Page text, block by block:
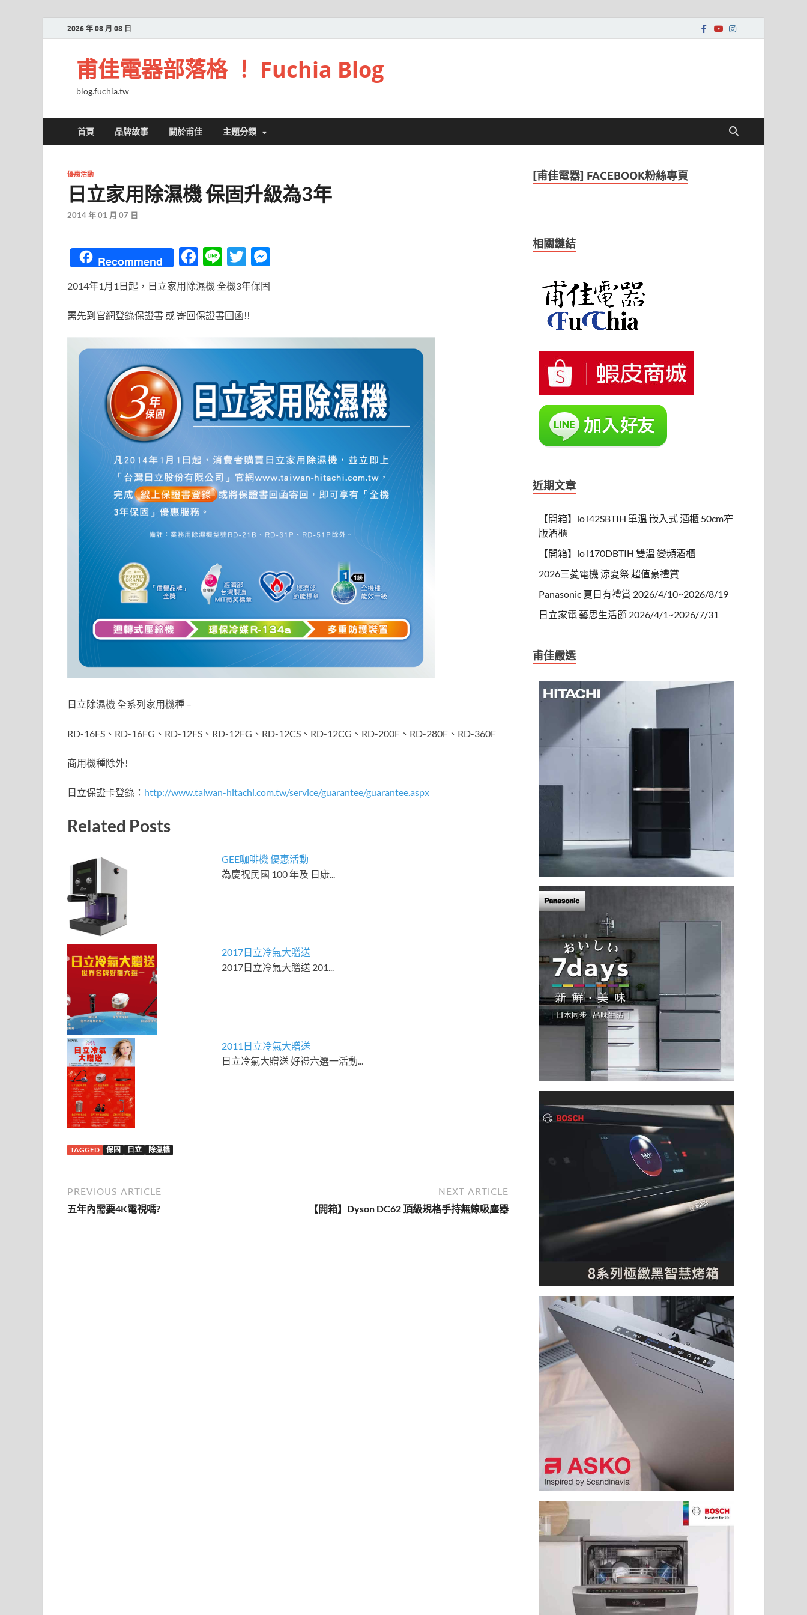
2026 年 08 月 08 日
甫佳電器部落格 ！ Fuchia Blog
blog.fuchia.tw
首頁 品牌故事 關於甫佳 主題分類
優惠活動
日立家用除濕機 保固升級為3年
2014 年 01 月 07 日
Recommend
F
ac
e
b
o
Li
n
e
T
w
itt
er
g
er
2014年1月1日起，日立家用除濕機 全機3年保固
需先到官網登錄保證書 或 寄回保證書回函!!
日立除濕機 全系列家用機種 –
RD-16FS、RD-16FG、RD-12FS、RD-12FG、RD-12CS、RD-12CG、RD-200F、RD-280F、RD-360F
商用機種除外!
日立保證卡登錄： http://www.taiwan-hitachi.com.tw/service/guarantee/guarantee.aspx
Related Posts
GEE咖啡機 優惠活動
為慶祝民國 100 年及 日康...
2017日立冷氣大贈送
2017日立冷氣大贈送 201...
2011日立冷氣大贈送
日立冷氣大贈送 好禮六選一活動...
TAGGED 保固 日立 除濕機
PREVIOUS ARTICLE
五年內需要4K電視嗎?
NEXT ARTICLE
【開箱】Dyson DC62 頂級規格手持無線吸塵器
[甫佳電器] FACEBOOK粉絲專頁
相關鏈結
近期文章
【開箱】io i42SBTIH 單溫 嵌入式 酒櫃 50cm窄
版酒櫃
【開箱】io i170DBTIH 雙溫 變頻酒櫃
2026三菱電機 涼夏祭 超值豪禮賞
Panasonic 夏日有禮賞 2026/4/10~2026/8/19
日立家電 藝思生活節 2026/4/1~2026/7/31
甫佳嚴選